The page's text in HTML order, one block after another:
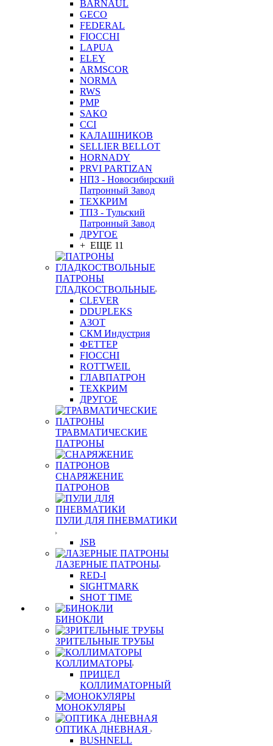
BARNAUL
GEСO
FEDERAL
FIOCCHI
LAPUA
ELEY
ARMSCOR
NORMA
RWS
PMP
SAKO
CCI
КАЛАШНИКОВ
SELLIER BELLOT
HORNADY
PRVI PARTIZAN
НПЗ - Новосибирский
Патронный Завод
ТЕХКРИМ
ТПЗ - Тульский
Патронный Завод
ДРУГОЕ
+ ЕЩЕ 11
ПАТРОНЫ
ГЛАДКОСТВОЛЬНЫЕ
CLEVER
DDUPLEKS
АЗОТ
СКМ Индустрия
ФЕТТЕР
FIOCCHI
ROTTWEIL
ГЛАВПАТРОН
ТЕХКРИМ
ДРУГОЕ
ТРАВМАТИЧЕСКИЕ
ПАТРОНЫ
СНАРЯЖЕНИЕ
ПАТРОНОВ
ПУЛИ ДЛЯ ПНЕВМАТИКИ
JSB
ЛАЗЕРНЫЕ ПАТРОНЫ
RED-I
SIGHTMARK
SHOT TIME
БИНОКЛИ
ЗРИТЕЛЬНЫЕ ТРУБЫ
КОЛЛИМАТОРЫ
ПРИЦЕЛ
КОЛЛИМАТОРНЫЙ
МОНОКУЛЯРЫ
ОПТИКА ДНЕВНАЯ
BUSHNELL